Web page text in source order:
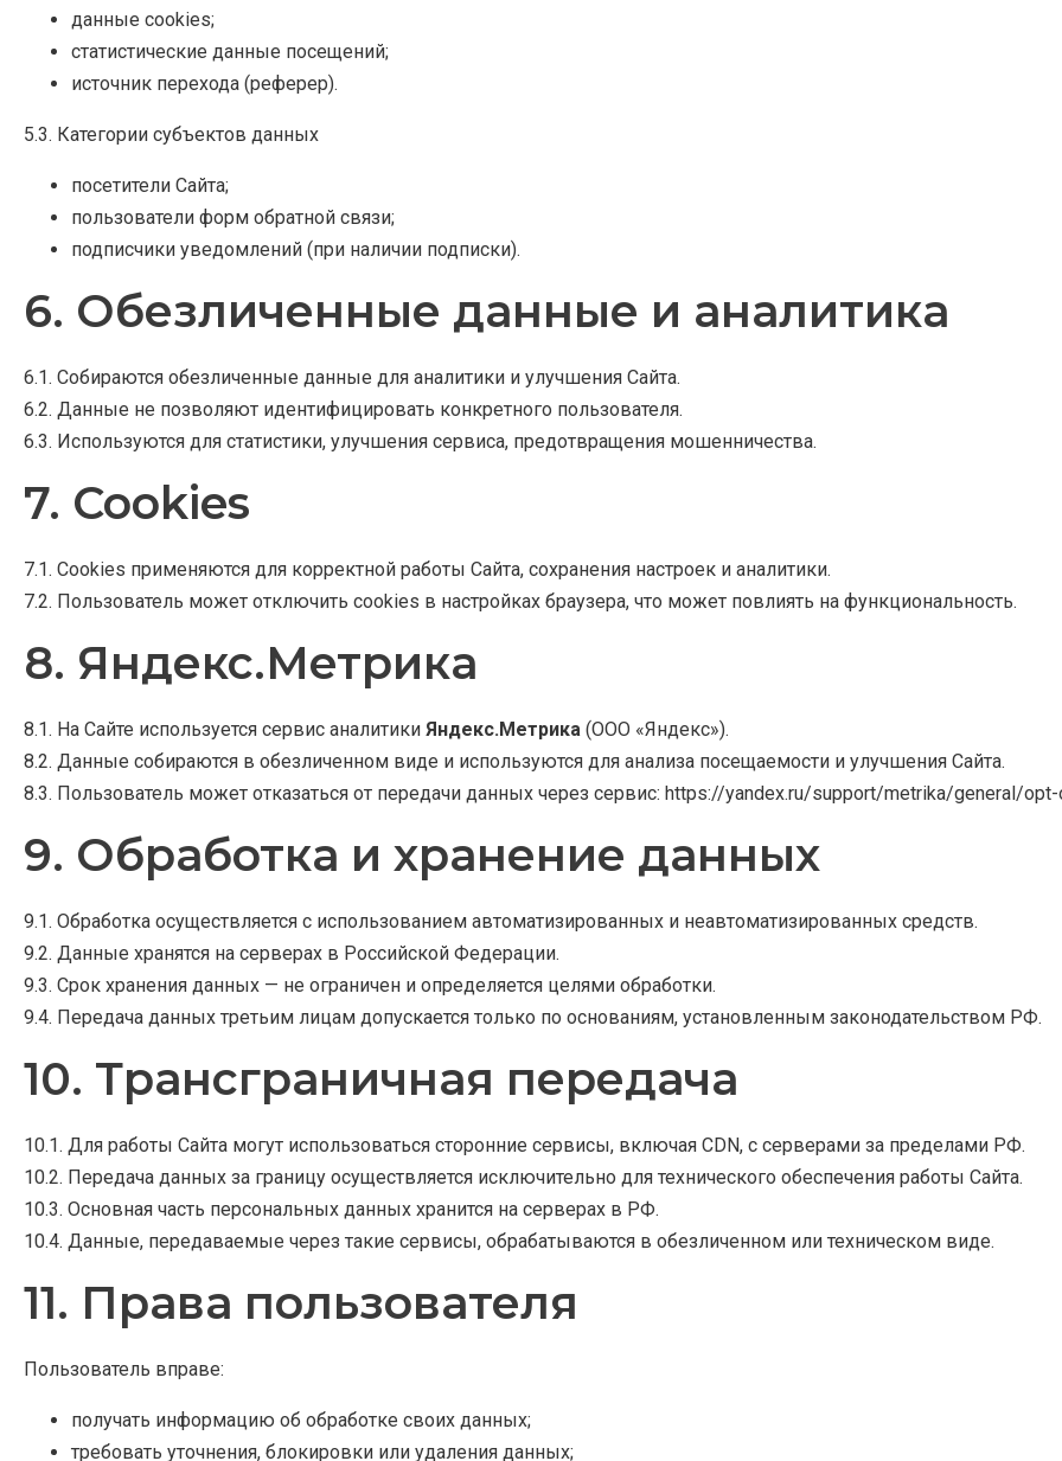
данные cookies;
статистические данные посещений;
источник перехода (реферер).
5.3. Категории субъектов данных
посетители Сайта;
пользователи форм обратной связи;
подписчики уведомлений (при наличии подписки).
6. Обезличенные данные и аналитика
6.1. Собираются обезличенные данные для аналитики и улучшения Сайта.
6.2. Данные не позволяют идентифицировать конкретного пользователя.
6.3. Используются для статистики, улучшения сервиса, предотвращения мошенничества.
7. Cookies
7.1. Cookies применяются для корректной работы Сайта, сохранения настроек и аналитики.
7.2. Пользователь может отключить cookies в настройках браузера, что может повлиять на функциональность.
8. Яндекс.Метрика
8.1. На Сайте используется сервис аналитики Яндекс.Метрика (ООО «Яндекс»).
8.2. Данные собираются в обезличенном виде и используются для анализа посещаемости и улучшения Сайта.
8.3. Пользователь может отказаться от передачи данных через сервис: https://yandex.ru/support/metrika/general/opt-
9. Обработка и хранение данных
9.1. Обработка осуществляется с использованием автоматизированных и неавтоматизированных средств.
9.2. Данные хранятся на серверах в Российской Федерации.
9.3. Срок хранения данных — не ограничен и определяется целями обработки.
9.4. Передача данных третьим лицам допускается только по основаниям, установленным законодательством РФ.
10. Трансграничная передача
10.1. Для работы Сайта могут использоваться сторонние сервисы, включая CDN, с серверами за пределами РФ.
10.2. Передача данных за границу осуществляется исключительно для технического обеспечения работы Сайта.
10.3. Основная часть персональных данных хранится на серверах в РФ.
10.4. Данные, передаваемые через такие сервисы, обрабатываются в обезличенном или техническом виде.
11. Права пользователя
Пользователь вправе:
получать информацию об обработке своих данных;
требовать уточнения, блокировки или удаления данных;